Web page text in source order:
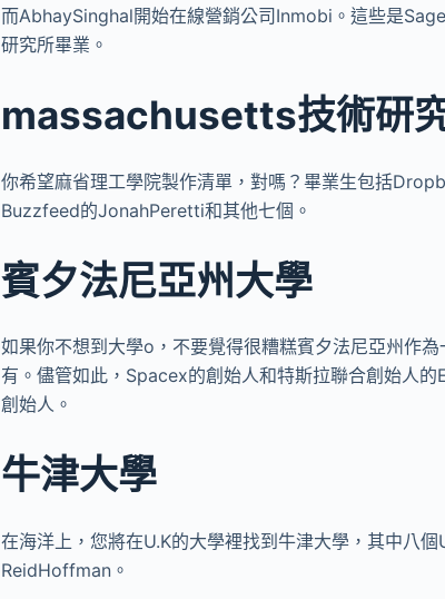
而AbhaySinghal開始在線營銷公司Inmobi。這些是
研究所畢業。
massachusetts技術研
你希望麻省理工學院製作清單，對嗎？畢業生包括
Buzzfeed的JonahPeretti和其他七個。
賓夕法尼亞州大學
如果你不想到大學o，不要覺得很糟糕賓夕法尼亞州作
有。儘管如此，Spacex的創始人和特斯拉聯合創始人
創始人。
牛津大學
在海洋上，您將在U.K的大學裡找到牛津大學，其中八
ReidHoffman。